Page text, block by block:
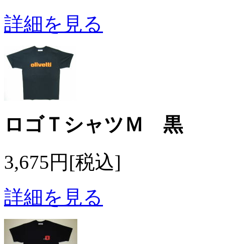
詳細を見る
ロゴＴシャツＭ 黒
3,675円[税込]
詳細を見る